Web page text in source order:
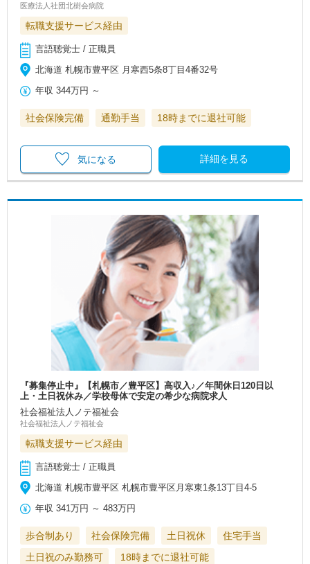
医療法人社団北樹会病院
転職支援サービス経由
言語聴覚士 / 正職員
北海道 札幌市豊平区 月寒西5条8丁目4番32号
年収 344万円 ～
社会保険完備 通勤手当 18時までに退社可能
詳細を見る
気になる
『募集停止中』【札幌市／豊平区】高収入♪／年間休日120日以
上・土日祝休み／学校母体で安定の希少な病院求人
社会福祉法人ノテ福祉会
社会福祉法人ノテ福祉会
転職支援サービス経由
言語聴覚士 / 正職員
北海道 札幌市豊平区 札幌市豊平区月寒東1条13丁目4-5
年収 341万円 ～483万円
歩合制あり 社会保険完備 土日祝休
住宅手当
土日祝のみ勤務可
18時までに退社可能